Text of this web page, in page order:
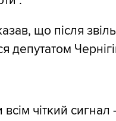
що після
депутатом
всім чіткий